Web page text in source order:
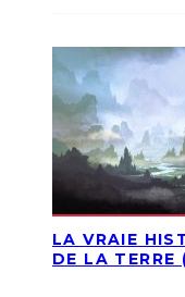
LA VRAIE
DE LA TERRE